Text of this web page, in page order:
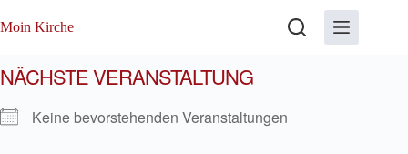
Inhalt
Moin Kirche
NÄCHSTE VERANSTALTUNG
Keine bevorstehenden Veranstaltungen